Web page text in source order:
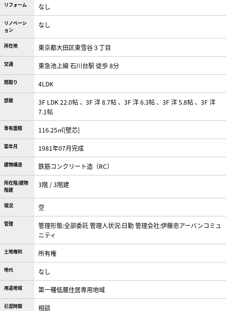
リフォーム なし
リノベーシ
ョン
なし
所在地 東京都大田区東雪谷３丁目
交通 東急池上線 石川台駅 徒歩 8分
間取り 4LDK
部屋
3F LDK 22.0帖 、3F 洋 8.7帖 、3F 洋 6.3帖 、3F 洋 5.8帖 、3F 洋
7.1帖
専有面積 116.25㎡[壁芯]
築年月 1981年07月完成
建物構造 鉄筋コンクリート造（RC）
所在階/建物
階建
3階 / 3階建
現況 空
管理
管理形態:全部委託 管理人状況:日勤 管理会社:伊藤忠アーバンコミュ
ニティ
土地権利 所有権
地代 なし
用途地域 第一種低層住居専用地域
引渡時期 相談